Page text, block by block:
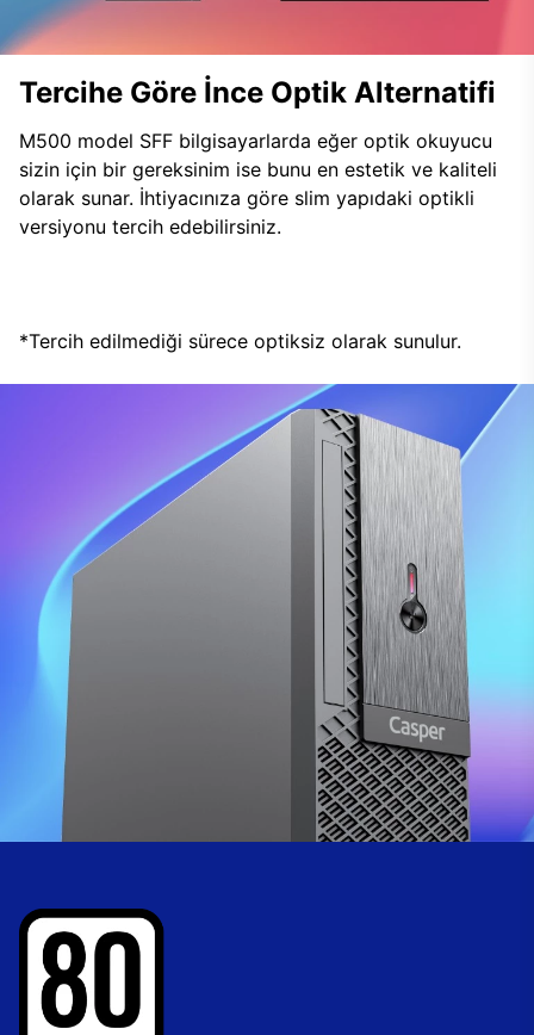
Tercihe Göre İnce Optik Alternatifi
M500 model SFF bilgisayarlarda eğer optik okuyucu
sizin için bir gereksinim ise bunu en estetik ve kaliteli
olarak sunar. İhtiyacınıza göre slim yapıdaki optikli
versiyonu tercih edebilirsiniz.
*Tercih edilmediği sürece optiksiz olarak sunulur.